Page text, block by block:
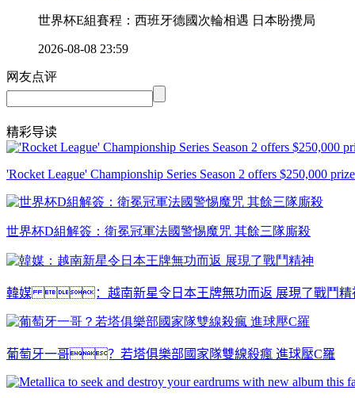
世界杯E組賽程 ：西班牙德國次輪相遇 日本盼攪局
2026-08-08 23:59
网友点评
精彩导读
'Rocket League' Championship Series Season 2 offers $250,000
世界杯D組解簽：衛冕冠軍法國警惕魔咒 其餘三隊廝殺
韓媒 ：越南新星令日本王牌無功而返 展現了戰鬥精
葡萄牙一哥？若塔俱樂部國家隊雙線殺瘋 進球壓C羅